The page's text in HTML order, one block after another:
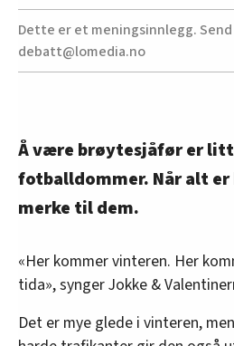
Dette er et meningsinnlegg.
debatt@lomedia.no
Å være brøytesjåfør er
fotballdommer. Når alt er
merke til dem.
«Her kommer vinteren. Her
tida», synger Jokke &
Det er mye glede i vinteren,